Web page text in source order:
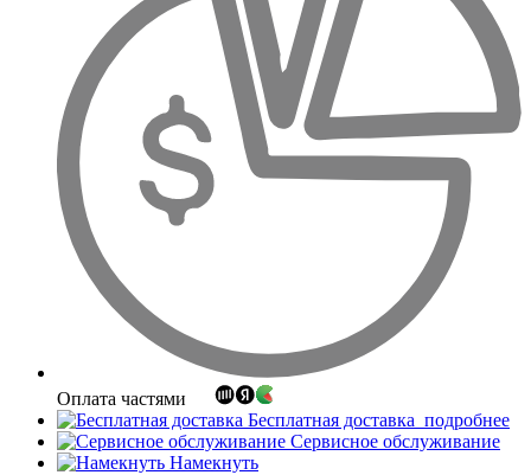
Оплата частями
Бесплатная доставка подробнее
Сервисное обслуживание
Намекнуть